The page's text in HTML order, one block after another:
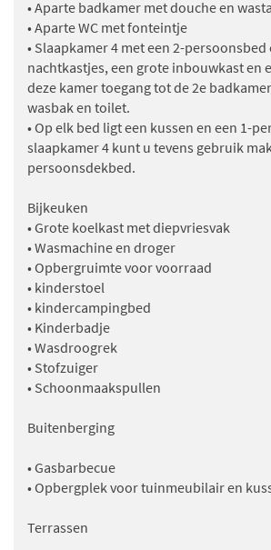
• Aparte badkamer met douche en
• Aparte WC met fonteintje
• Slaapkamer 4 met een 2-persoonsbed
nachtkastjes, een grote inbouwkast en
deze kamer toegang tot de 2e
wasbak en toilet.
• Op elk bed ligt een kussen en een 1-
slaapkamer 4 kunt u tevens gebruik
persoonsdekbed.
Bijkeuken
• Grote koelkast met diepvriesvak
• Wasmachine en droger
• Opbergruimte voor voorraad
• kinderstoel
• kindercampingbed
• Kinderbadje
• Wasdroogrek
• Stofzuiger
• Schoonmaakspullen
Buitenberging
• Gasbarbecue
• Opbergplek voor tuinmeubilair en
Terrassen